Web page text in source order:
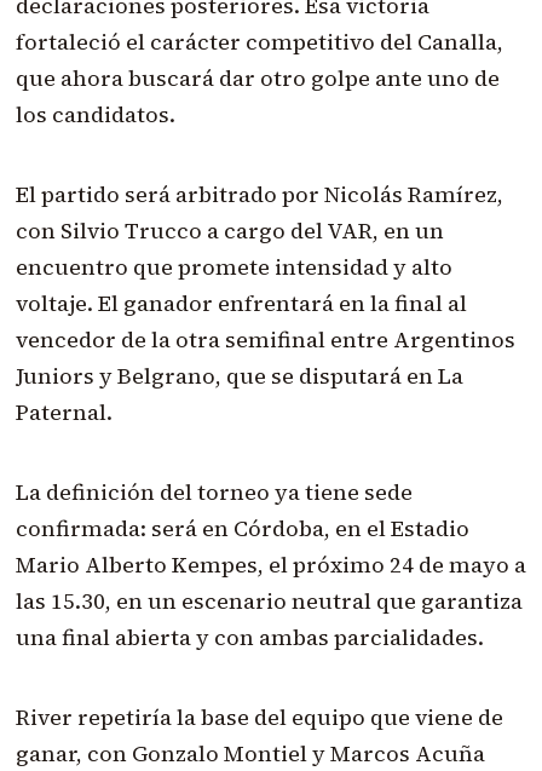
fortaleció el carácter competitivo del Canalla,
que ahora buscará dar otro golpe ante uno de
los candidatos.
El partido será arbitrado por Nicolás Ramírez,
con Silvio Trucco a cargo del VAR, en un
encuentro que promete intensidad y alto
voltaje. El ganador enfrentará en la final al
vencedor de la otra semifinal entre Argentinos
Juniors y Belgrano, que se disputará en La
Paternal.
La definición del torneo ya tiene sede
confirmada: será en Córdoba, en el Estadio
Mario Alberto Kempes, el próximo 24 de mayo a
las 15.30, en un escenario neutral que garantiza
una final abierta y con ambas parcialidades.
River repetiría la base del equipo que viene de
ganar, con Gonzalo Montiel y Marcos Acuña